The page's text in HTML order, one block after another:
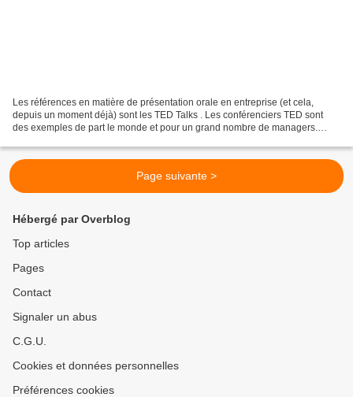
Les références en matière de présentation orale en entreprise (et cela,
depuis un moment déjà) sont les TED Talks . Les conférenciers TED sont
des exemples de part le monde et pour un grand nombre de managers.
Page suivante >
Hébergé par Overblog
Top articles
Pages
Contact
Signaler un abus
C.G.U.
Cookies et données personnelles
Préférences cookies